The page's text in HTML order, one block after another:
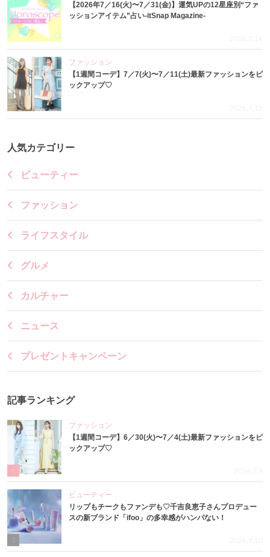
【2026年7／16(火)〜7／31(金)】運気UPの12星座別“ファ
ッションアイテム”占い-itSnap Magazine-
2026.7.16
ファッション
【1週間コーデ】7／7(火)〜7／11(土)最新ファッションをピ
ックアップ♡
2026.7.15
人気カテゴリー
ビューティー
ファッション
ライフスタイル
グルメ
カルチャー
ニュース
プレゼントキャンペーン
記事ランキング
ファッション
【1週間コーデ】6／30(火)〜7／4(土)最新ファッションをピ
ックアップ♡
2026.7.8
ビューティー
リップもチークもファンデも♡千吉良恵子さんプロデュー
スの新ブランド「ifoo」の多幸感がハンパない！
2026.7.10